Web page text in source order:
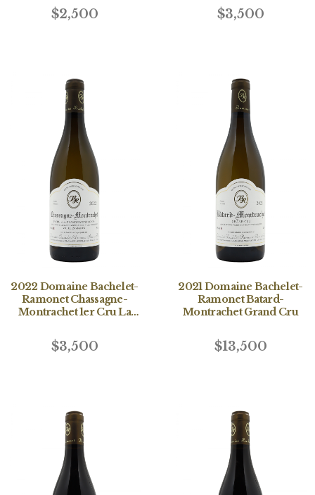
$2,500 $3,500
2022 Domaine Bachelet-
Ramonet Chassagne-
Montrachet 1er Cru La
Vieilles Vignes Blanc
$3,500
2021 Domaine Bachelet-
Ramonet Batard-
Montrachet Grand Cru
$13,500